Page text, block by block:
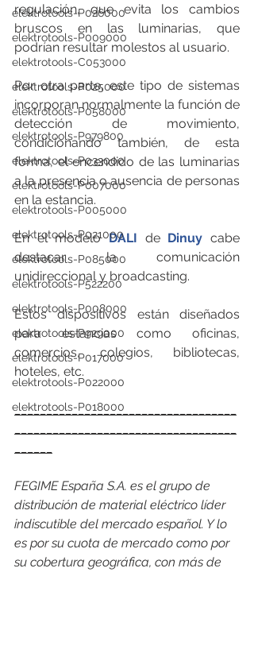
elektrotools-P026000
elektrotools-P009000
elektrotools-C053000
elektrotools-P025000
elektrotools-P058000
elektrotools-P979800
elektrotools-P033000
elektrotools-P007000
elektrotools-P005000
elektrotools-P021000
elektrotools-P085000
elektrotools-P522200
elektrotools-P008000
elektrotools-P929000
elektrotools-P017000
elektrotools-P022000
elektrotools-P018000
regulación, que evita los cambios
bruscos en las luminarias, que
podrían resultar molestos al usuario.
Por otra parte, este tipo de sistemas
incorporan normalmente la función de
detección de movimiento,
condicionando también, de esta
forma, el encendido de las luminarias
a la presencia o ausencia de personas
en la estancia.
En el modelo DALI de Dinuy cabe
destacar la comunicación
unidireccional y broadcasting.
Estos dispositivos están diseñados
para estancias como oficinas,
comercios, colegios, bibliotecas,
hoteles, etc.
___________________________________
FEGIME España S.A. es el grupo de
distribución de material eléctrico líder
indiscutible del mercado español. Y lo
es por su cuota de mercado como por
su cobertura geográfica, con más de